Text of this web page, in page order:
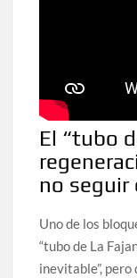
El “tubo
no seguir
Uno de los
“tubo de La
inevitable”,